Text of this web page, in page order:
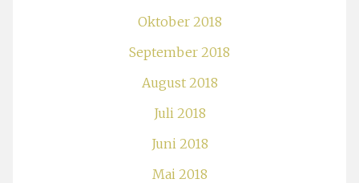
Oktober 2018
September 2018
August 2018
Juli 2018
Juni 2018
Mai 2018